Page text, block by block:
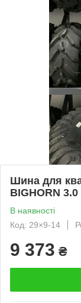
Шина для
BIGHORN
В наявності
Код: 29×9-14
9 373 ₴